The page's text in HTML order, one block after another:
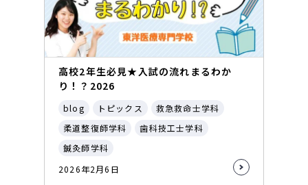
高校2年生必見★入試の流れまるわか
り！？2026
blog トピックス
救急救命士学科
柔道整復師学科
歯科技工士学科
鍼灸師学科
2026年2月6日